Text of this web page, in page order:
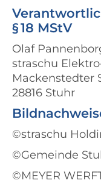
§ 18 MStV
Olaf
straschu
Mackenstedter
28816 Stuhr
©straschu
©Gemeinde
©MEYER